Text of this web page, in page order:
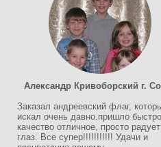
Александр Кривоборский г.
Заказал андреевский флаг,
искал очень давно.пришло
качество отличное, просто радует
глаз. Все супер!!!!!!!!!!! Удачи и